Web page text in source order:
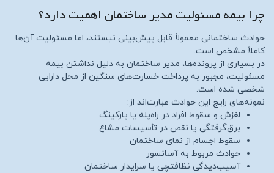
چرا بیمه مسئولیت مدیر ساختمان اهمیت دارد؟
حوادث ساختمانی معمولاً قابل پیش‌بینی نیستند، اما مسئولیت آن‌ها
کاملاً مشخص است.
در بسیاری از پرونده‌ها، مدیر ساختمان به دلیل نداشتن بیمه
مسئولیت، مجبور به پرداخت خسارت‌های سنگین از محل دارایی
شخصی شده است.
نمونه‌های رایج این حوادث عبارت‌اند از:
لغزش و سقوط افراد در راه‌پله یا پارکینگ
برق‌گرفتگی یا نقص در تأسیسات مشاع
سقوط اجسام از نمای ساختمان
حوادث مربوط به آسانسور
آسیب‌دیدگی نظافتچی یا سرایدار ساختمان